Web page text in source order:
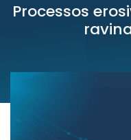
Processos